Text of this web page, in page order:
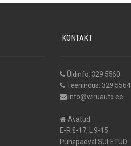
KONTAKT
Üldinfo: 329 5560
Teenindus: 329 5564
info@wiruauto.ee
Avatud
E-R 8-17, L 9-15
Pühapäeval SULETUD